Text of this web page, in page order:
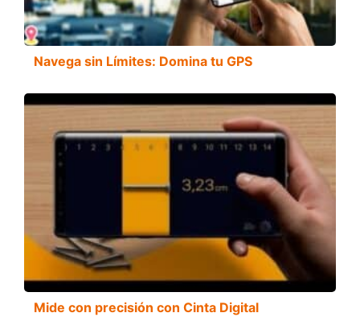
Navega sin Límites: Domina tu GPS
Mide con precisión con Cinta Digital